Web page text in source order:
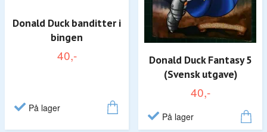
Donald Duck banditter i
bingen
40,-
På lager
Donald Duck Fantasy 5
(Svensk utgave)
40,-
På lager